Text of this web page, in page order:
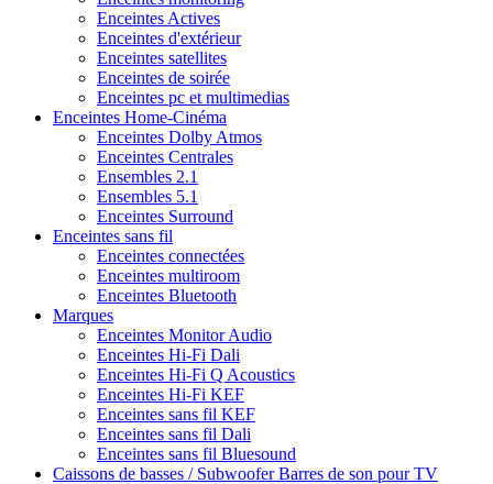
Enceintes Actives
Enceintes d'extérieur
Enceintes satellites
Enceintes de soirée
Enceintes pc et multimedias
Enceintes Home-Cinéma
Enceintes Dolby Atmos
Enceintes Centrales
Ensembles 2.1
Ensembles 5.1
Enceintes Surround
Enceintes sans fil
Enceintes connectées
Enceintes multiroom
Enceintes Bluetooth
Marques
Enceintes Monitor Audio
Enceintes Hi-Fi Dali
Enceintes Hi-Fi Q Acoustics
Enceintes Hi-Fi KEF
Enceintes sans fil KEF
Enceintes sans fil Dali
Enceintes sans fil Bluesound
Caissons de basses / SubwooferBarres de son pour TV